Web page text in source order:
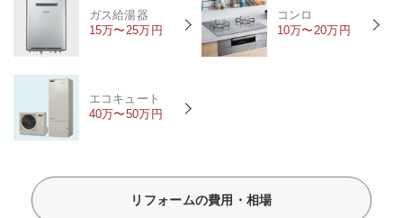
ガス給湯器
15万〜25万円
コンロ
10万〜20万円
エコキュート
40万〜50万円
リフォームの費用・相場